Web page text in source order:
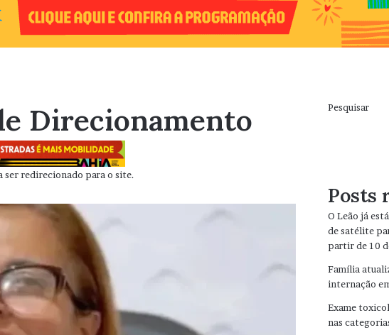
Direcionamento
ser redirecionado para o site.
Pesquisar
Posts
O Leão já
de satélite
partir de 10
Família
internação
Exame
nas